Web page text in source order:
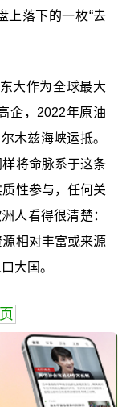
上落下的一枚“去
大作为全球最大
企，2022年原油
木兹海峡运抵。
将命脉系于这条
性参与，任何关
人看得很清楚：
相对丰富或来源
大国。